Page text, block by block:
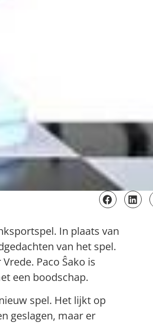
In plaats van
van het spel.
Paco Ŝako is
een boodschap.
spel. Het lijkt op
geslagen, maar er